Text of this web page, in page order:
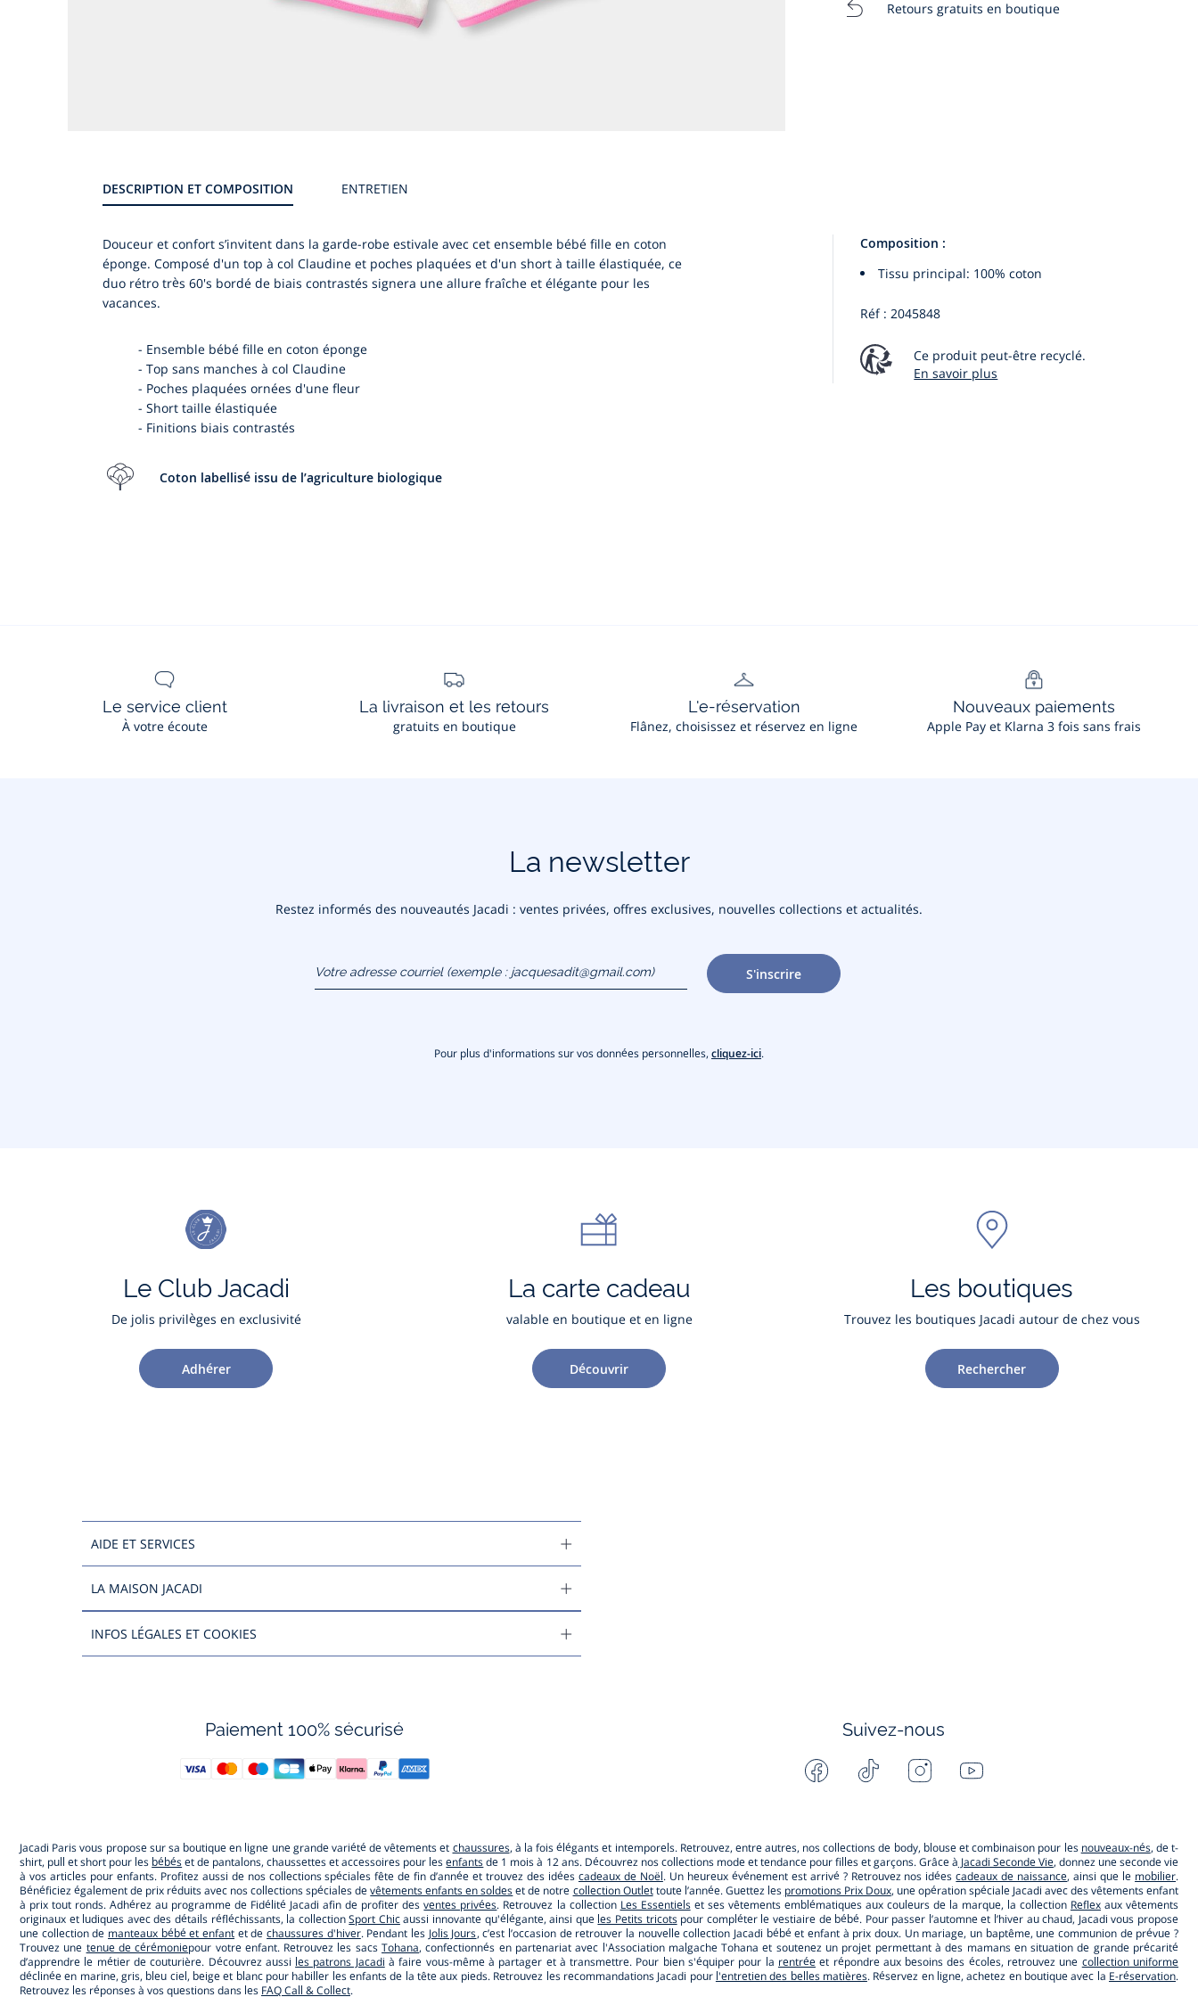
:
:
Retours gratuits en boutique
DESCRIPTION ET COMPOSITION ENTRETIEN
Douceur et confort s’invitent dans la garde-robe estivale avec cet ensemble bébé fille en coton
éponge. Composé d'un top à col Claudine et poches plaquées et d'un short à taille élastiquée, ce
duo rétro très 60's bordé de biais contrastés signera une allure fraîche et élégante pour les
vacances.
- Ensemble bébé fille en coton éponge
- Top sans manches à col Claudine
- Poches plaquées ornées d'une fleur
- Short taille élastiquée
- Finitions biais contrastés
Coton labellisé issu de l’agriculture biologique
Composition :
Tissu principal: 100% coton
Réf : 2045848
Ce produit peut-être recyclé.
En savoir plus
Le service client
À votre écoute
La livraison et les retours
gratuits en boutique
L'e-réservation
Flânez, choisissez et réservez en ligne
Nouveaux paiements
Apple Pay et Klarna 3 fois sans frais
La newsletter
Restez informés des nouveautés Jacadi : ventes privées, offres exclusives, nouvelles collections et actualités.
(exemple :
jacquesadit@gmail.com)
S'inscrire
Pour plus d'informations sur vos données personnelles, cliquez-ici.
Le Club Jacadi
De jolis privilèges en exclusivité
Adhérer
La carte cadeau
valable en boutique et en ligne
Découvrir
Les boutiques
Trouvez les boutiques Jacadi autour de chez vous
Rechercher
AIDE ET SERVICES
LA MAISON JACADI
INFOS LÉGALES ET COOKIES
Paiement 100% sécurisé Suivez-nous
Facebook Tiktok InstagramYoutube
Jacadi Paris vous propose sur sa boutique en ligne une grande variété de vêtements et chaussures, à la fois élégants et intemporels. Retrouvez, entre autres, nos collections de body, blouse et combinaison pour les nouveaux-nés, de t-
shirt, pull et short pour les bébéset de pantalons, chaussettes et accessoires pour lesenfantsde 1 mois à 12 ans. Découvrez nos collections mode et tendance pour filles et garçons. Grâce à Jacadi Seconde Vie, donnez une seconde vie
à vos articles pour enfants. Profitez aussi de nos collections spéciales fête de fin d’année et trouvez des idées cadeaux de Noël. Un heureux événement est arrivé ? Retrouvez nos idéescadeaux de naissance, ainsi que le mobilier.
Bénéficiez également de prix réduits avec nos collections spéciales devêtements enfants en soldeset de notre collection Outlettoute l’année. Guettez les promotions Prix Doux, une opération spéciale Jacadi avec des vêtements enfant
à prix tout ronds. Adhérez au programme de Fidélité Jacadi afin de profiter desventes privées. Retrouvez la collection Les Essentielset ses vêtements emblématiques aux couleurs de la marque, la collection Reflexaux vêtements
originaux et ludiques avec des détails réfléchissants, la collectionSport Chicaussi innovante qu'élégante, ainsi que les Petits tricotspour compléter le vestiaire de bébé. Pour passer l’automne et l’hiver au chaud, Jacadi vous propose
une collection de manteaux bébé et enfant et dechaussures d'hiver. Pendant les Jolis Jours, c’est l’occasion de retrouver la nouvelle collection Jacadi bébé et enfant à prix doux. Un mariage, un baptême, une communion de prévue ?
Trouvez une tenue de cérémoniepour votre enfant. Retrouvez les sacsTohana, confectionnés en partenariat avec l'Association malgache Tohana et soutenez un projet permettant à des mamans en situation de grande précarité
d’apprendre le métier de couturière. Découvrez aussi les patrons Jacadi à faire vous-même à partager et à transmettre. Pour bien s'équiper pour la rentréeet répondre aux besoins des écoles, retrouvez une collection uniforme
déclinée en marine, gris, bleu ciel, beige et blanc pour habiller les enfants de la tête aux pieds. Retrouvez les recommandations Jacadi pour l'entretien des belles matières. Réservez en ligne, achetez en boutique avec la E-réservation.
Retrouvez les réponses à vos questions dans les FAQ Call & Collect.